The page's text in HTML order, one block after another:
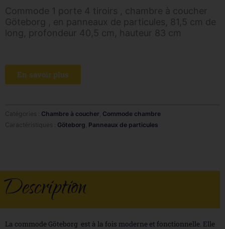
Commode 1 porte 4 tiroirs , chambre à coucher
Göteborg , en panneaux de particules, 81,5 cm de
long, profondeur 40,5 cm, hauteur 83 cm
En savoir plus
Catégories : Chambre à coucher Commode chambre
Caractéristiques : Göteborg Panneaux de particules
Description
La commode Göteborg est à la fois moderne et fonctionnelle. Elle